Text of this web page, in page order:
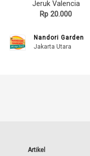
Jeruk Valencia
Rp 20.000
Nandori Garden
Jakarta Utara
Artikel